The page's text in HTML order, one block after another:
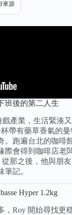
來源
班後的第二人生
產業，生活緊湊
杯帶有藥草香氣的
。跑遍台北的咖啡
際會得到咖啡店老
從那之後，他與朋
筆記。
Hyper 1.2kg
，Roy 開始尋找更